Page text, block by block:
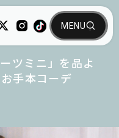
ツミニ」を品よ
手本コーデ